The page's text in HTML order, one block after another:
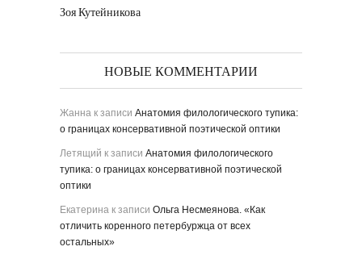
Зоя Кутейникова
НОВЫЕ КОММЕНТАРИИ
Жанна к записи Анатомия филологического тупика:
о границах консервативной поэтической оптики
Летящий к записи Анатомия филологического
тупика: о границах консервативной поэтической
оптики
Екатерина к записи Ольга Несмеянова. «Как
отличить коренного петербуржца от всех
остальных»